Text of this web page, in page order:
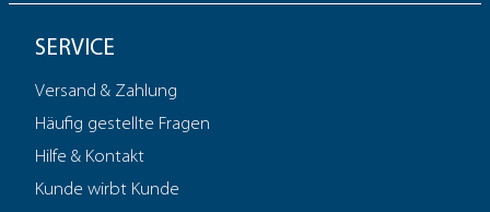
SERVICE
Versand & Zahlung
Häufig gestellte Fragen
Hilfe & Kontakt
Kunde wirbt Kunde